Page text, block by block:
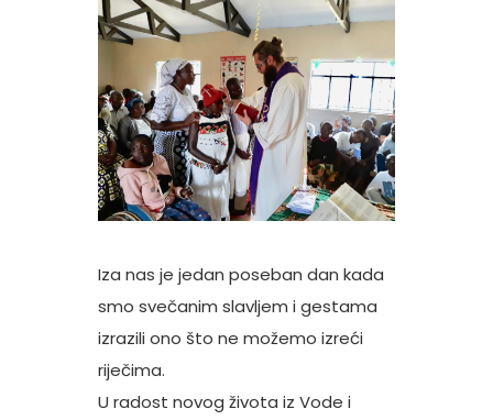
Iza nas je jedan poseban dan kada
smo svečanim slavljem i gestama
izrazili ono što ne možemo izreći
riječima.
U radost novog života iz Vode i